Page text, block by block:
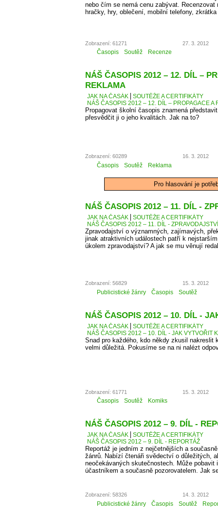
nebo čím se nemá cenu zabývat. Recenzovat
hračky, hry, oblečení, mobilní telefony,
Zobrazení: 61271 27. 3. 2012
Časopis Soutěž Recenze
NÁŠ ČASOPIS 2012 – 12. DÍL –
REKLAMA
JAK NA ČASÁK
SOUTĚŽE A CERTIFIKÁTY
NÁŠ ČASOPIS 2012 – 12. DÍL – PROPAGACE A
Propagovat školní časopis znamená
přesvědčit ji o jeho kvalitách. Jak na to?
Zobrazení: 60289 16. 3. 2012
Časopis Soutěž Reklama
Pro hlasování je
NÁŠ ČASOPIS 2012 – 11. DÍL -
JAK NA ČASÁK
SOUTĚŽE A CERTIFIKÁTY
NÁŠ ČASOPIS 2012 – 11. DÍL - ZPRAVODAJSTVÍ
Zpravodajství o významných, zajímavých,
jinak atraktivních událostech patří k
úkolem zpravodajství? A jak se mu věnují
Zobrazení: 56829 15. 3. 2012
Publicistické žánry Časopis Soutěž
NÁŠ ČASOPIS 2012 – 10. DÍL -
JAK NA ČASÁK
SOUTĚŽE A CERTIFIKÁTY
NÁŠ ČASOPIS 2012 – 10. DÍL - JAK VYTVOŘIT
Snad pro každého, kdo někdy zkusil nakreslit
velmi důležitá. Pokusíme se na ni nalézt
Zobrazení: 61771 15. 3. 2012
Časopis Soutěž Komiks
NÁŠ ČASOPIS 2012 – 9. DÍL -
JAK NA ČASÁK
SOUTĚŽE A CERTIFIKÁTY
NÁŠ ČASOPIS 2012 – 9. DÍL - REPORTÁŽ
Reportáž je jedním z nejčetnějších a
žánrů. Nabízí čtenáři svědectví o důležitých,
neočekávaných skutečnostech. Může pobavit
účastníkem a současně pozorovatelem. Jak
Zobrazení: 58326 14. 3. 2012
Publicistické žánry Časopis Soutěž